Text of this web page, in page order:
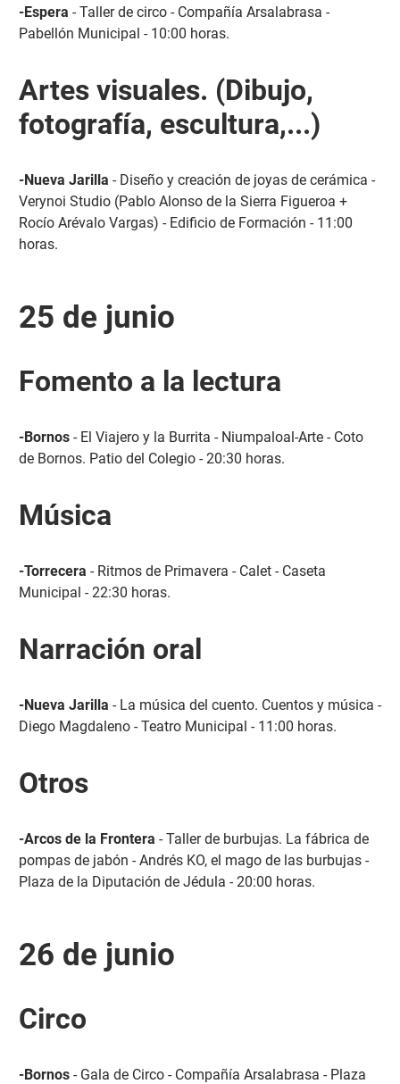
-Espera - Taller de circo - Compañía Arsalabrasa -
Pabellón Municipal - 10:00 horas.
Artes visuales. (Dibujo,
fotografía, escultura,...)
-Nueva Jarilla - Diseño y creación de joyas de cerámica -
Verynoi Studio (Pablo Alonso de la Sierra Figueroa +
Rocío Arévalo Vargas) - Edificio de Formación - 11:00
horas.
25 de junio
Fomento a la lectura
-Bornos- El Viajero y la Burrita - Niumpaloal-Arte - Coto
de Bornos. Patio del Colegio - 20:30 horas.
Música
-Torrecera - Ritmos de Primavera - Calet - Caseta
Municipal - 22:30 horas.
Narración oral
-Nueva Jarilla - La música del cuento. Cuentos y música -
Diego Magdaleno - Teatro Municipal - 11:00 horas.
Otros
-Arcos de la Frontera - Taller de burbujas. La fábrica de
pompas de jabón - Andrés KO, el mago de las burbujas -
Plaza de la Diputación de Jédula - 20:00 horas.
26 de junio
Circo
-Bornos- Gala de Circo - Compañía Arsalabrasa - Plaza